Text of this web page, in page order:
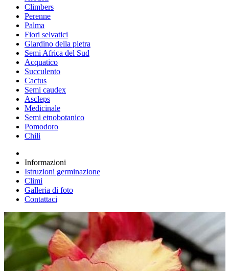
Climbers
Perenne
Palma
Fiori selvatici
Giardino della pietra
Semi Africa del Sud
Acquatico
Succulento
Cactus
Semi caudex
Ascleps
Medicinale
Semi etnobotanico
Pomodoro
Chili
Informazioni
Istruzioni germinazione
Climi
Galleria di foto
Contattaci